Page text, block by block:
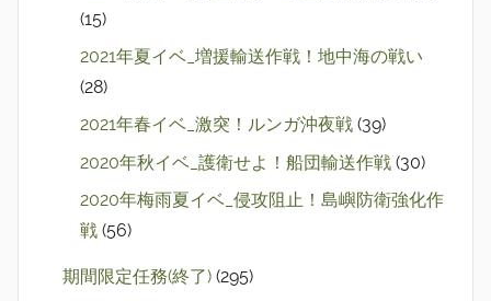
(15)
2021年夏イベ_増援輸送作戦！地中海の戦い
(28)
2021年春イベ_激突！ルンガ沖夜戦 (39)
2020年秋イベ_護衛せよ！船団輸送作戦 (30)
2020年梅雨夏イベ_侵攻阻止！島嶼防衛強化作
戦 (56)
期間限定任務(終了) (295)